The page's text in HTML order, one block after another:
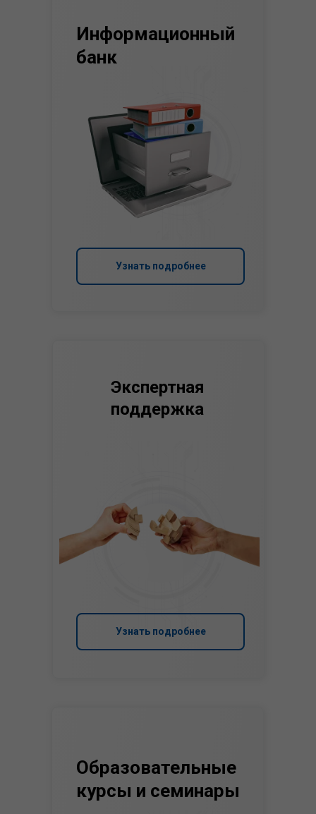
Узнать подробнее
Информационный
банк
Узнать подробнее
Экспертная
поддержка
Образовательные
курсы и семинары